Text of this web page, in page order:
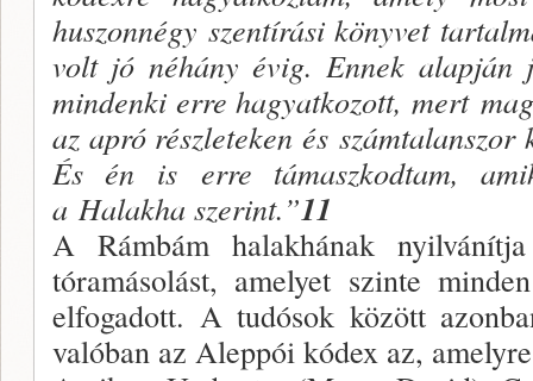
huszonnégy szentírási könyvet
volt jó néhány évig. Ennek alapján
mindenki erre hagyatkozott, mert
az apró részleteken és számtalanszor
És én is erre támaszkodtam,
a Halakha szerint.”11
A Rámbám halakhának
tóramásolást, amelyet szinte
elfogadott. A tudósok között
valóban az Aleppói kódex az,